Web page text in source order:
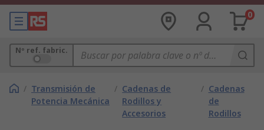
0
Nº ref. fabric.
/ Transmisión de
Potencia Mecánica
/ Cadenas de
Rodillos y
Accesorios
/ Cadenas
de
Rodillos